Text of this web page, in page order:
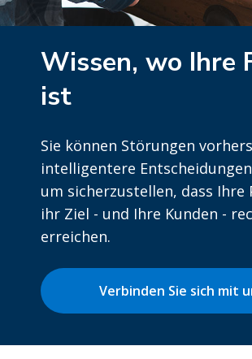
Wissen, wo Ihre
ist
Sie können Störungen
intelligentere
um sicherzustellen, dass Ihre
ihr Ziel - und Ihre Kunden -
erreichen.
Verbinden Sie sich mit